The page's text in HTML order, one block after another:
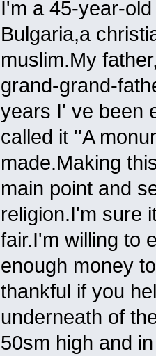
I'm a 45-year-
Bulgaria,a
muslim.My
grand-grand-
years I' ve been
called it ''A
made.Making
main point and
religion.I'm sure
fair.I'm willing to
enough money
thankful if you
underneath of
50sm high and